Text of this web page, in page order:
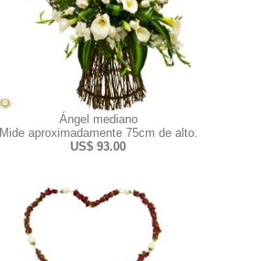
Ángel mediano
Mide aproximadamente 75cm de alto.
US$ 93.00